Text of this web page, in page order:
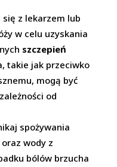
z lekarzem lub
w celu uzyskania
szczepień
takie jak przeciwko
mogą być
od
spożywania
wody z
bólów brzucha